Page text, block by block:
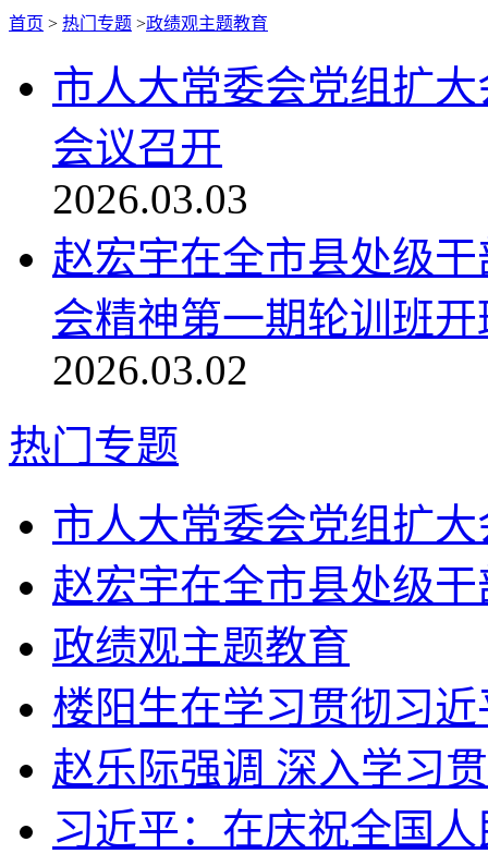
首页 > 热门专题 >政绩观主题教育
市人大常委会党组扩
会议召开
2026.03.03
赵宏宇在全市县处级
会精神第一期轮训班
2026.03.02
热门专题
市人大常委会党组扩
赵宏宇在全市县处级
政绩观主题教育
楼阳生在学习贯彻习
赵乐际强调 深入学习
习近平：在庆祝全国